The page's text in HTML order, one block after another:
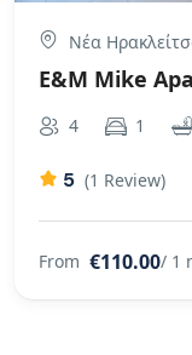
Νέα
E&M Mike
4 1
5 (1 Review)
From €110.00/ 1